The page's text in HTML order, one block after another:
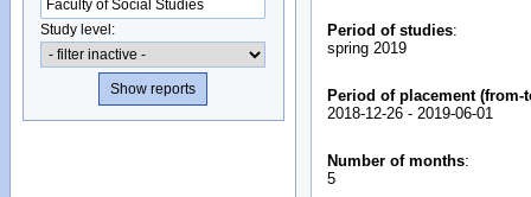
Study level: Period of studies:
spring 2019
Period of placement (from-
2018-12-26 - 2019-06-01
Number of months:
5